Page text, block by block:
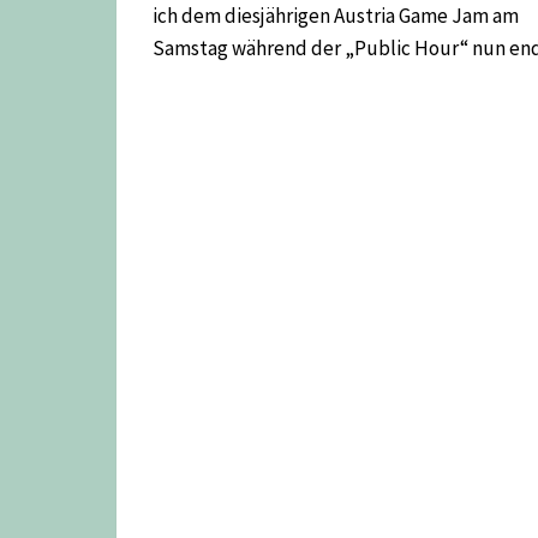
ich dem diesjährigen Austria Game Jam am
Samstag während der „Public Hour“ nun